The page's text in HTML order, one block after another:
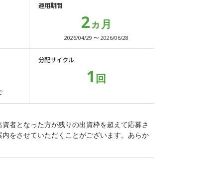
運用期間
2ヵ月
2026/04/29 〜 2026/06/28
分配サイクル
1 回
者となった方が残りの出資枠を超えて応募さ
をさせていただくことがございます。あらか